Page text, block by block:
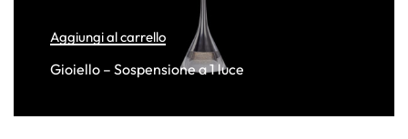
Aggiungi al carrello
Gioiello – Sospensione a 1 luce